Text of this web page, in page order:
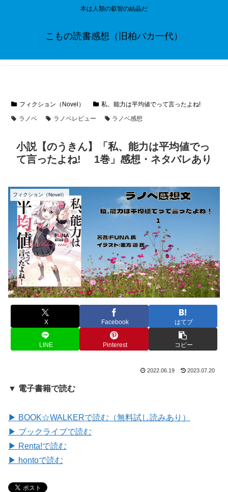
本は人類の叡智の結晶だ
こもの読書感想（旧柏バカ一代）
フィクション（Novel）
私、能力は平均値でって言ったよね!
ラノベ
ラノベレビュー ラノベ感想
小説【のうきん】「私、能力は平均値でっ
て言ったよね! 1巻」感想・ネタバレあり
フィクション（Novel）
X Facebook はてブ
LINE Pinterest コピー
2022.06.19 2023.07.20
▼ 電子書籍で読む
▶ BOOK☆WALKERで読む（無料試し読みあり）
▶ ブックライブで読む
▶ Renta!で読む
▶ hontoで読む